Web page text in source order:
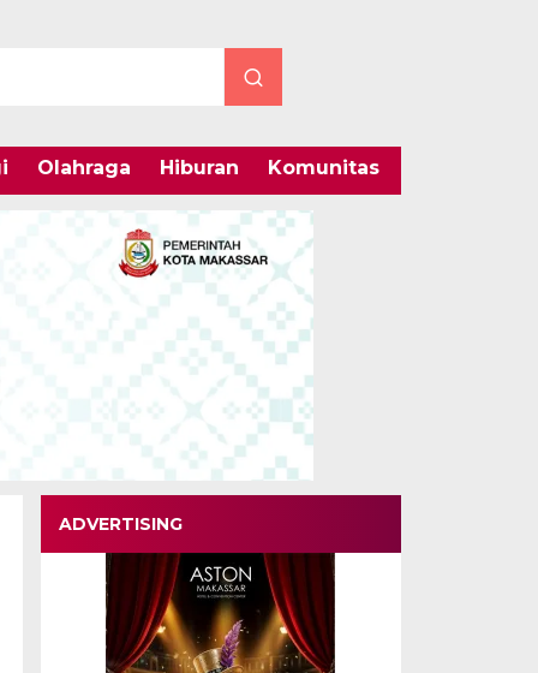
Olahraga Hiburan Komunitas
ADVERTISING